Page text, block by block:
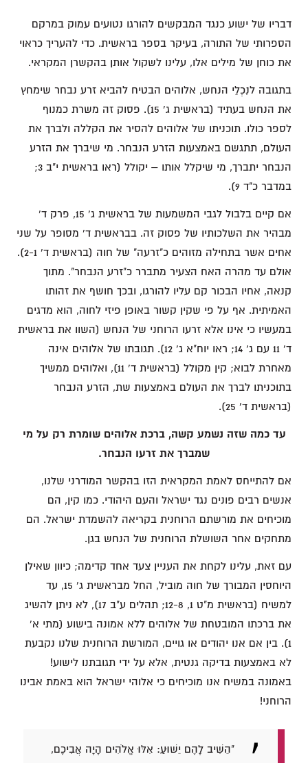
דבריו של ישוע כנגד המבקשים להורגו נטועים עמוק במרקם
הספרותי של התורה, בעיקר בספר בראשית. כדי להעריך כראוי
את כוחן של מילים אלו, עלינו לשקול אותן בהקשרן המקראי.
בתגובה לנִכְלֵי הנחש, אלוהים הבטיח להביא זרע נבחר שימחץ
את הנחש בעתיד (בראשית ג' 15). פסוק זה משרת כמנוף
לספר כולו. תוכניתו של אלוהים להסיר את הקללה ולברך את
העולם, תתגשם באמצעות הזרע הנבחר. מי שיברך את הזרע
הנבחר יתברך, מי שיקלל אותו – יקולל (ראו בראשית י"ב 3;
במדבר כ"ד 9).
אם קיים בלבול לגבי המשמעות של בראשית ג' 15, פרק ד'
מבהיר את השלכותיו של פסוק זה. בבראשית ד' מסופר על שני
אחים אשר בתחילה מזוהים כ"זרעה" של חוה (בראשית ד' 2-1).
אולם עד מהרה האח הצעיר מתברר כ"זרע הנבחר". מתוך
קנאה, אחיו הבכור קם עליו להורגו, ובכך חושף את זהותו
האמיתית. אף על פי שקין קשור באופן פיזי לחוה, הוא מדגים
במעשיו כי אינו אלא זרעו הרוחני של הנחש (השוו את בראשית
ד' 11 עם ג' 14; ראו יוח"א ג' 12). תגובתו של אלוהים אינה
מאחרת לבוא; קין מקולל (בראשית ד' 11), ואלוהים ממשיך
בתוכניתו לברך את העולם באמצעות שת, הזרע הנבחר
(בראשית ד' 25).
עד כמה שזה נשמע קשה, ברכת אלוהים שומרת רק על מי
שמברך את זרעו הנבחר.
אם להתייחס לאמת המקראית הזו בהקשר המודרני שלנו,
אנשים רבים פונים נגד ישראל והעם היהודי. כמו קין, הם
מוכיחים את מורשתם הרוחנית בקריאה להשמדת ישראל. הם
מתחקים אחר השושלת הרוחנית של הנחש בגן.
עם זאת, עלינו לקחת את העניין צעד אחד קדימה; כיוון שאילן
היוחסין המבורך של חוה מוביל, החל מבראשית ג' 15, עד
למשיח (בראשית מ"ט 1, 12-8; תהלים ע"ב 17), לא ניתן להשיג
את ברכתו המובטחת של אלוהים ללא אמונה בישוע (מתי א'
1). בין אם אנו יהודים או גויים, המורשת הרוחנית שלנו נקבעת
לא באמצעות בדיקה גנטית, אלא על ידי תגובתנו לישוע!
באמונה במשיח אנו מוכיחים כי אלוהי ישראל הוא באמת אבינו
הרוחני!
"הֵשִׁיב לָהֶם יֵשׁוּעַ: אִלּוּ אֱלֹהִים הָיָה אֲבִיכֶם,